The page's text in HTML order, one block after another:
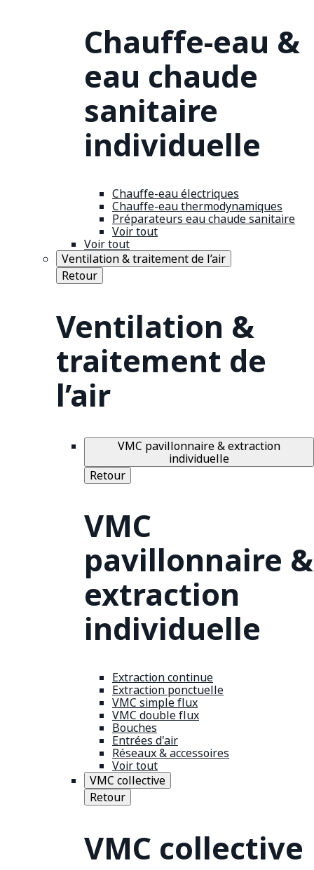
Chauffe-eau &
eau chaude
sanitaire
individuelle
Chauffe-eau électriques
Chauffe-eau thermodynamiques
Préparateurs eau chaude sanitaire
Voir tout
Voir tout
Ventilation & traitement de l’air
Retour
Ventilation &
traitement de
l’air
VMC pavillonnaire & extraction
individuelle
Retour
VMC
pavillonnaire &
extraction
individuelle
Extraction continue
Extraction ponctuelle
VMC simple flux
VMC double flux
Bouches
Entrées d'air
Réseaux & accessoires
Voir tout
VMC collective
Retour
VMC collective